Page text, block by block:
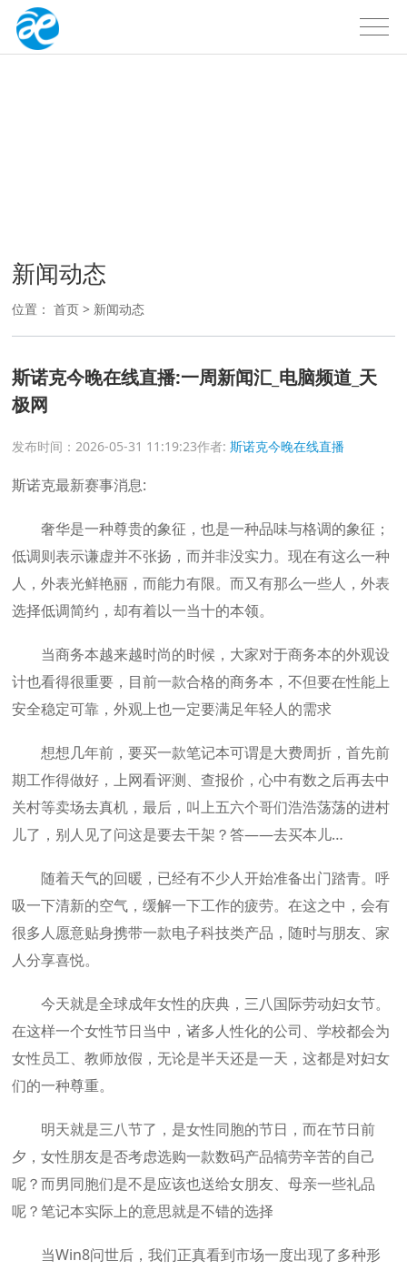
新闻动态
位置：首页 > 新闻动态
斯诺克今晚在线直播:一周新闻汇_电脑频道_天
极网
发布时间：2026-05-31 11:19:23作者:斯诺克今晚在线直播
斯诺克最新赛事消息:
奢华是一种尊贵的象征，也是一种品味与格调的象征；
低调则表示谦虚并不张扬，而并非没实力。现在有这么一种
人，外表光鲜艳丽，而能力有限。而又有那么一些人，外表
选择低调简约，却有着以一当十的本领。
当商务本越来越时尚的时候，大家对于商务本的外观设
计也看得很重要，目前一款合格的商务本，不但要在性能上
安全稳定可靠，外观上也一定要满足年轻人的需求
想想几年前，要买一款笔记本可谓是大费周折，首先前
期工作得做好，上网看评测、查报价，心中有数之后再去中
关村等卖场去真机，最后，叫上五六个哥们浩浩荡荡的进村
儿了，别人见了问这是要去干架？答——去买本儿…
随着天气的回暖，已经有不少人开始准备出门踏青。呼
吸一下清新的空气，缓解一下工作的疲劳。在这之中，会有
很多人愿意贴身携带一款电子科技类产品，随时与朋友、家
人分享喜悦。
今天就是全球成年女性的庆典，三八国际劳动妇女节。
在这样一个女性节日当中，诸多人性化的公司、学校都会为
女性员工、教师放假，无论是半天还是一天，这都是对妇女
们的一种尊重。
明天就是三八节了，是女性同胞的节日，而在节日前
夕，女性朋友是否考虑选购一款数码产品犒劳辛苦的自己
呢？而男同胞们是不是应该也送给女朋友、母亲一些礼品
呢？笔记本实际上的意思就是不错的选择
当Win8问世后，我们正真看到市场一度出现了多种形